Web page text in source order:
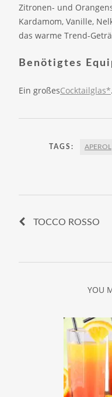
Zitronen- und
Kardamom, Vanille,
das warme Trend-
Benötigtes
Ein großesCocktailglas*.
TAGS: APEROL
TOCCO ROSSO
YOU